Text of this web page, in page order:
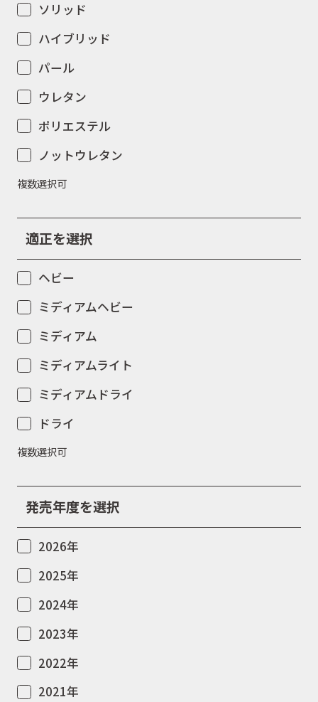
ソリッド
ハイブリッド
パール
ウレタン
ポリエステル
ノットウレタン
複数選択可
適正を選択
ヘビー
ミディアムヘビー
ミディアム
ミディアムライト
ミディアムドライ
ドライ
複数選択可
発売年度を選択
2026年
2025年
2024年
2023年
2022年
2021年